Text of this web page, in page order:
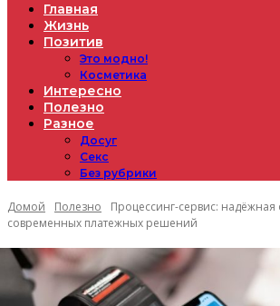
Главная
Жизнь
Позитив
Это модно!
Косметика
Интересно
Полезно
Разное
Досуг
Секс
Без рубрики
Домой Полезно
Процессинг-сервис: надёжная
современных платежных решений